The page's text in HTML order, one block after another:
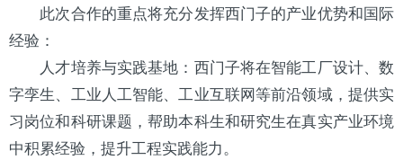
此次合作的重点将充分发挥西门子的产业优势和国际
经验：
人才培养与实践基地：西门子将在智能工厂设计、数
字孪生、工业人工智能、工业互联网等前沿领域，提供实
习岗位和科研课题，帮助本科生和研究生在真实产业环境
中积累经验，提升工程实践能力。